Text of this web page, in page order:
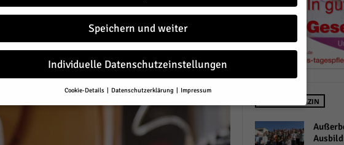
NEU IM MAGAZIN
Speichern und weiter
Individuelle Datenschutzeinstellungen
Cookie-Details Datenschutzerklärung Impressum
Datenschutzeinstellungen
unter 16 Jahre alt sind und Ihre Zustimmung zu freiwilligen Diensten geben
müssen Sie Ihre Erziehungsberechtigten um Erlaubnis bitten.